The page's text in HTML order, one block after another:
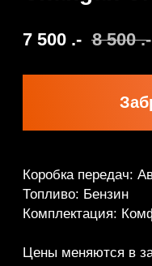
Коробка передач:
Цены меняются в
При себе иметь
Права категории "Б"